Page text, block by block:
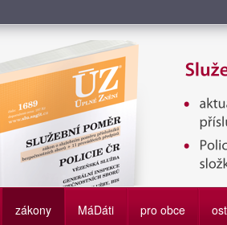
poměr příslušníků bezpečnostních
zákony MáDáti pro obce